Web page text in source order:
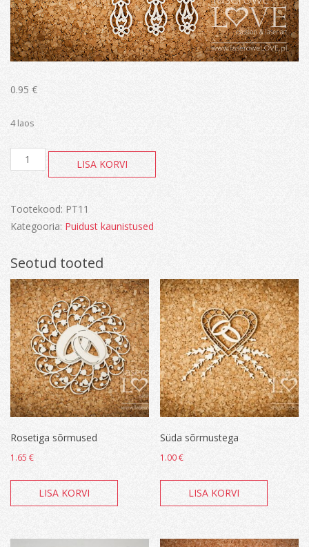
0.95 €
4 laos
Nuga,
kahvel,
LISA KORVI
Tootekood: PT11
Kategooria: Puidust kaunistused
Seotud tooted
Rosetiga sõrmused
1.65 €
LISA KORVI
Süda sõrmustega
1.00€
LISA KORVI